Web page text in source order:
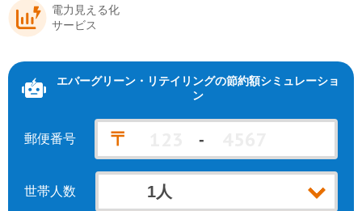
電力見える化
サービス
エバーグリーン・リテイリングの節約額シミュレーショ
ン
郵便番号 〒 -
世帯人数